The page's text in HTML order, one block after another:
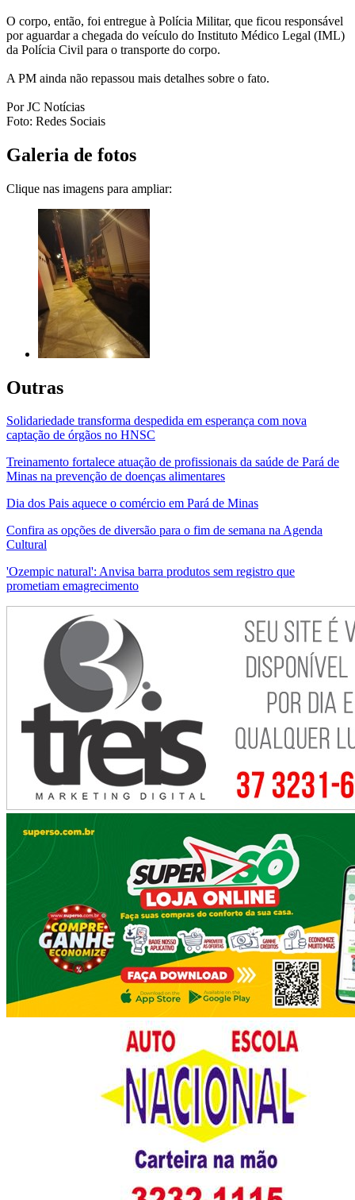
O corpo, então, foi entregue à Polícia Militar, que ficou responsável
por aguardar a chegada do veículo do Instituto Médico Legal (IML)
da Polícia Civil para o transporte do corpo.
A PM ainda não repassou mais detalhes sobre o fato.
Por JC Notícias
Foto: Redes Sociais
Galeria de fotos
Clique nas imagens para ampliar:
Outras
Solidariedade transforma despedida em esperança com nova
captação de órgãos no HNSC
Treinamento fortalece atuação de profissionais da saúde de Pará de
Minas na prevenção de doenças alimentares
Dia dos Pais aquece o comércio em Pará de Minas
Confira as opções de diversão para o fim de semana na Agenda
Cultural
'Ozempic natural': Anvisa barra produtos sem registro que
prometiam emagrecimento